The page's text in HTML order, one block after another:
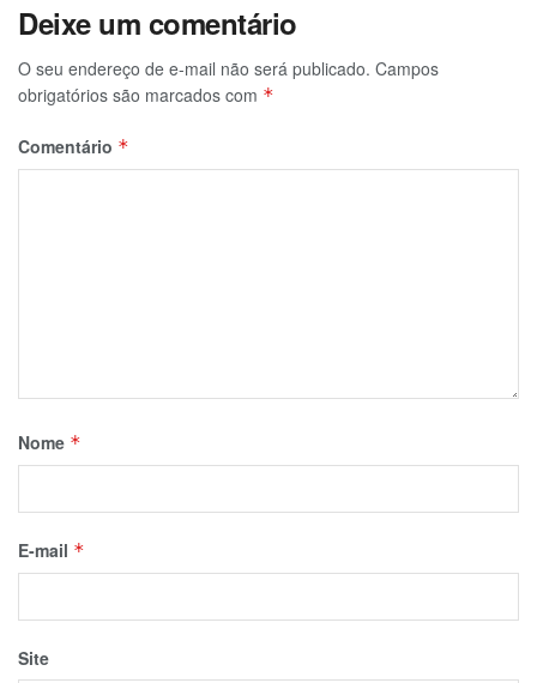
Deixe um comentário
O seu endereço de e-mail não será publicado. Campos
obrigatórios são marcados com *
Comentário *
Nome *
E-mail *
Site